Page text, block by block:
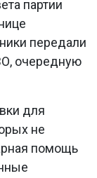
партии
передали
очередную
для
не
помощь